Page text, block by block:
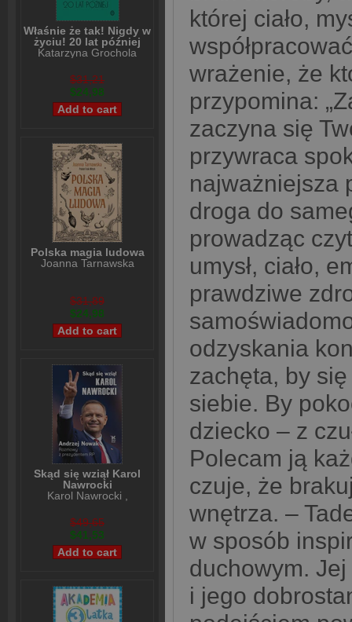
Właśnie że tak! Nigdy w
życiu! 20 lat później
Katarzyna Grochola
$31,21
$24,98
Polska magia ludowa
Joanna Tarnawska
$31,89
$24,98
Skąd się wziął Karol
Nawrocki
Karol Nawrocki
$49,65
$41,53
której ciało,
wrażenie, że
przypomina:
zaczyna się
przywraca
najważniejsza
droga do
prowadząc
umysł, ciało,
prawdziwe
odzyskania
zachęta, by
siebie. By
dziecko ‒ z
Polecam ją
czuje, że
wnętrza. –
w sposób
duchowym.
i jego